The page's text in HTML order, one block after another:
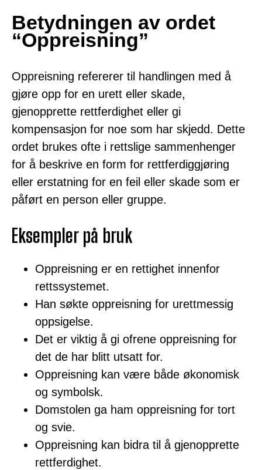
Betydningen av ordet
“Oppreisning”
Oppreisning refererer til handlingen med å
gjøre opp for en urett eller skade,
gjenopprette rettferdighet eller gi
kompensasjon for noe som har skjedd. Dette
ordet brukes ofte i rettslige sammenhenger
for å beskrive en form for rettferdiggjøring
eller erstatning for en feil eller skade som er
påført en person eller gruppe.
Eksempler på bruk
Oppreisning er en rettighet innenfor
rettssystemet.
Han søkte oppreisning for urettmessig
oppsigelse.
Det er viktig å gi ofrene oppreisning for
det de har blitt utsatt for.
Oppreisning kan være både økonomisk
og symbolsk.
Domstolen ga ham oppreisning for tort
og svie.
Oppreisning kan bidra til å gjenopprette
rettferdighet.